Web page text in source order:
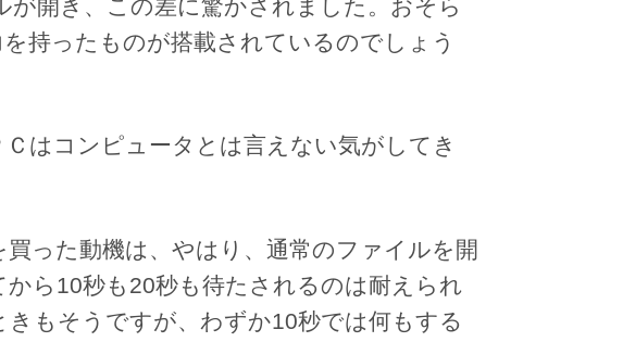
開き、この差に驚かされました。おそら
持ったものが搭載されているのでしょう
はコンピュータとは言えない気がしてき
った動機は、やはり、通常のファイルを開
ら10秒も20秒も待たされるのは耐えられ
もそうですが、わずか10秒では何もする